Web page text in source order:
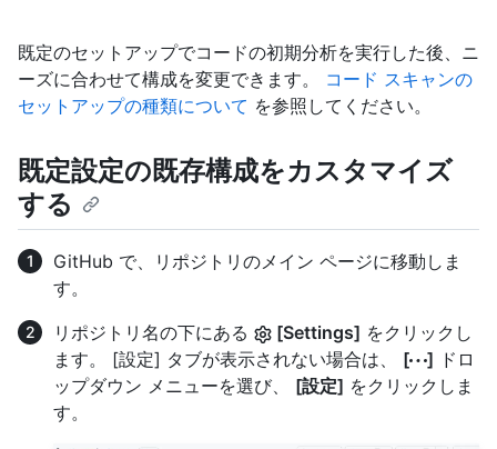
既定のセットアップでコードの初期分析を実行した後、ニ
ーズに合わせて構成を変更できます。 コード スキャンの
セットアップの種類について を参照してください。
既定設定の既存構成をカスタマイズ
する
GitHub で、リポジトリのメイン ページに移動しま
す。
リポジトリ名の下にある
[Settings] をクリックし
ます。 [設定] タブが表示されない場合は、 [ ] ドロ
ップダウン メニューを選び、 [設定] をクリックしま
す。